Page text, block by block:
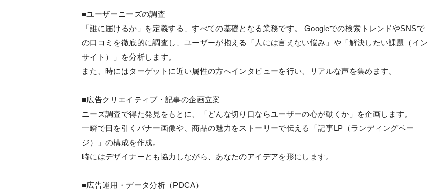
■ユーザーニーズの調査
「誰に届けるか」を定義する、すべての基礎となる業務です。 Googleでの検索トレンドやSNSで
の口コミを徹底的に調査し、ユーザーが抱える「人には言えない悩み」や「解決したい課題（イン
サイト）」を分析します。
また、時にはターゲットに近い属性の方へインタビューを行い、リアルな声を集めます。
■広告クリエイティブ・記事の企画立案
ニーズ調査で得た発見をもとに、「どんな切り口ならユーザーの心が動くか」を企画します。
一瞬で目を引くバナー画像や、商品の魅力をストーリーで伝える「記事LP（ランディングペー
ジ）」の構成を作成。
時にはデザイナーとも協力しながら、あなたのアイデアを形にします。
■広告運用・データ分析（PDCA）